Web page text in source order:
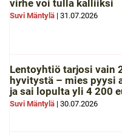
virhe voi tulla kalliiksi
Suvi Mäntylä | 31.07.2026
Lentoyhtiö tarjosi vain
hyvitystä – mies pyysi
ja sai lopulta yli 4 200
Suvi Mäntylä | 30.07.2026